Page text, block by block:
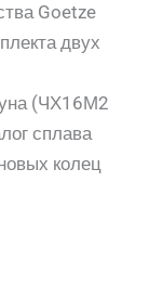
Goetze
двух
(ЧХ16М2
сплава
колец